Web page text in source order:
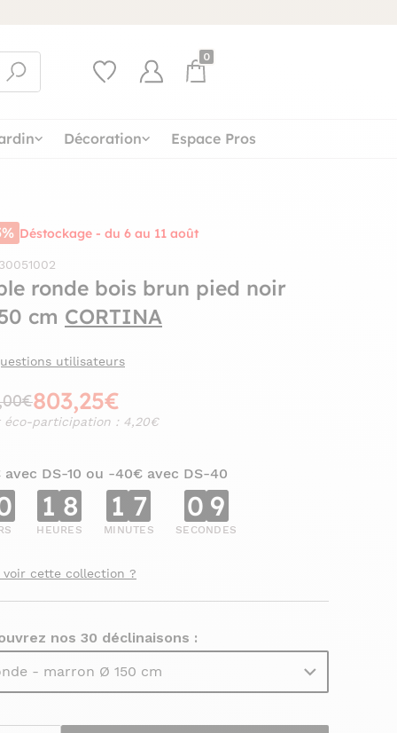
0
Décoration Espace Pros
Déstockage - du 6 au 11 août
ronde bois brun pied noir
cm CORTINA
utilisateurs
803,25€
éco-participation : 4,20€
avec DS-10 ou -40€ avec DS-40
1 8
HEURES
1 7
MINUTES
0 8
SECONDES
voir cette collection ?
nos 30 déclinaisons :
- marron Ø 150 cm